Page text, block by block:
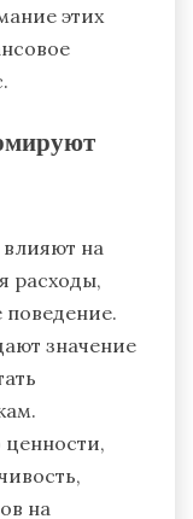
этих
на
расходы,
значение
ценности,
на